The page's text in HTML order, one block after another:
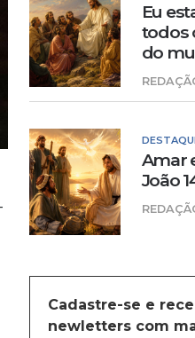
Eu
todos
do
Amar
João
Cadastre-se e
newletters com